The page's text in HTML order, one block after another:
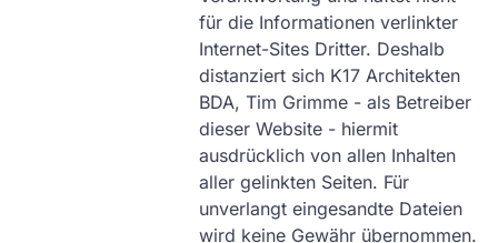
für die Informationen verlinkter
Internet-Sites Dritter. Deshalb
distanziert sich K17 Architekten
BDA, Tim Grimme - als Betreiber
dieser Website - hiermit
ausdrücklich von allen Inhalten
aller gelinkten Seiten. Für
unverlangt eingesandte Dateien
wird keine Gewähr übernommen.